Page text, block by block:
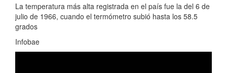
La temperatura más alta registrada en el país fue la del 6 de
julio de 1966, cuando el termómetro subió hasta los 58.5
grados
Infobae